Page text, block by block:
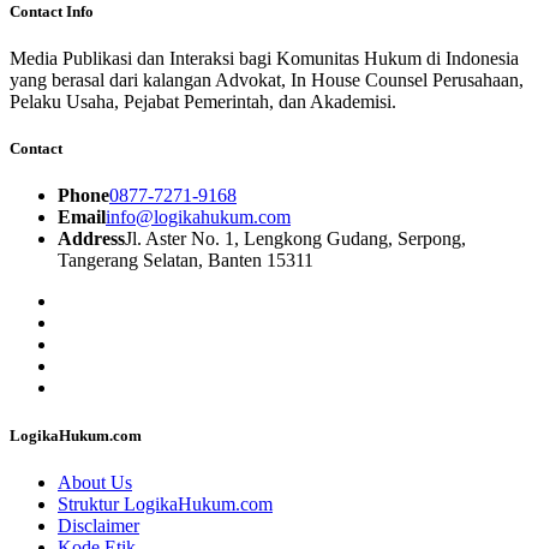
Contact Info
Media Publikasi dan Interaksi bagi Komunitas Hukum di Indonesia
yang berasal dari kalangan Advokat, In House Counsel Perusahaan,
Pelaku Usaha, Pejabat Pemerintah, dan Akademisi.
Contact
Phone0877-7271-9168
Emailinfo@logikahukum.com
AddressJl. Aster No. 1, Lengkong Gudang, Serpong,
Tangerang Selatan, Banten 15311
LogikaHukum.com
About Us
Struktur LogikaHukum.com
Disclaimer